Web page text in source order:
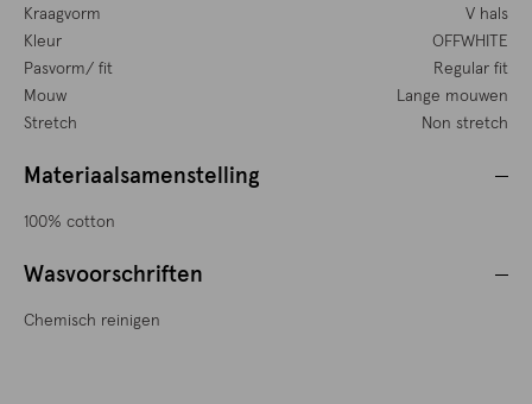
Kraagvorm
V hals
Kleur
OFFWHITE
Pasvorm/ fit
Regular fit
Mouw
Lange mouwen
Stretch
Non stretch
Materiaalsamenstelling
100% cotton
Wasvoorschriften
Chemisch reinigen